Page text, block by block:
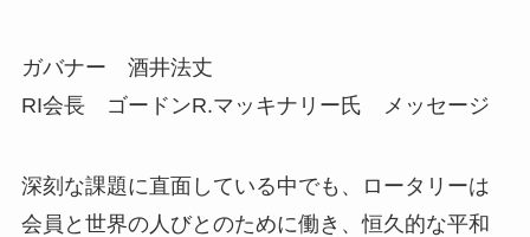
ガバナー 酒井法丈
RI会長 ゴードンR.マッキナリー氏 メッセージ
深刻な課題に直面している中でも、ロータリーは
会員と世界の人びとのために働き、恒久的な平和